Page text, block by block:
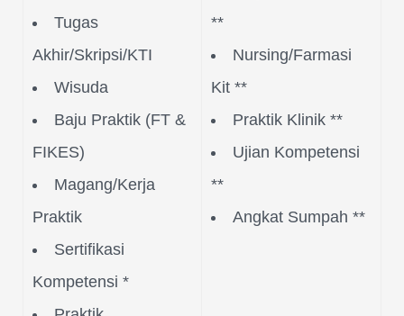
Tugas
Akhir/Skripsi/KTI
Wisuda
Baju Praktik (FT &
FIKES)
Magang/Kerja
Praktik
Sertifikasi
Kompetensi *
**
Nursing/Farmasi
Kit **
Praktik Klinik **
Ujian Kompetensi
**
Angkat Sumpah **